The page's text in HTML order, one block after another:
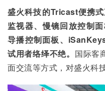
盛火科技的Tricast便携
监视器、慢镜回放控制
导播控制面板、
试用者络绎不绝。 国际客
面交流等方式，对盛火科